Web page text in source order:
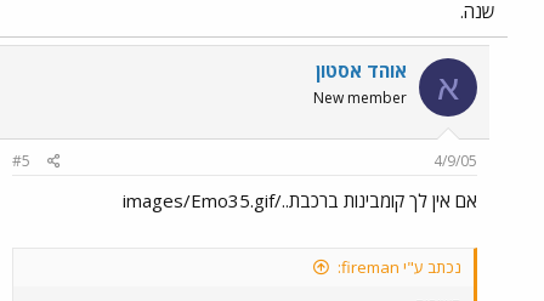
שנה.
א אוהד אסטון
New member
4/9/05
#5
אם אין לך קומבינות ברכבת../images/Emo35.gif
נכתב ע"י fireman: